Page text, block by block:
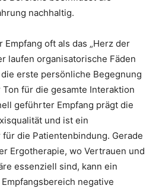
nachhaltig.
oft als das „Herz der
laufen organisatorische Fäden
erste persönliche Begegnung
für die gesamte Interaktion
geführter Empfang prägt die
und ist ein
die Patientenbindung. Gerade
Ergotherapie, wo Vertrauen und
essenziell sind, kann ein
negative